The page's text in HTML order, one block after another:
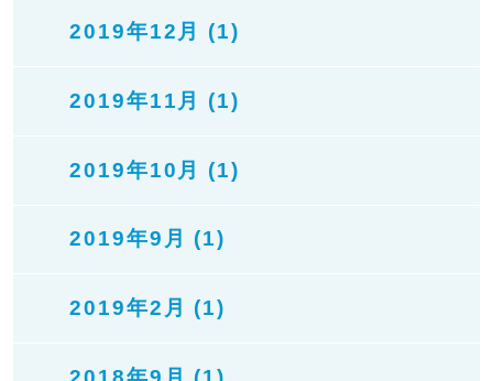
2019年12月 (1)
2019年11月 (1)
2019年10月 (1)
2019年9月 (1)
2019年2月 (1)